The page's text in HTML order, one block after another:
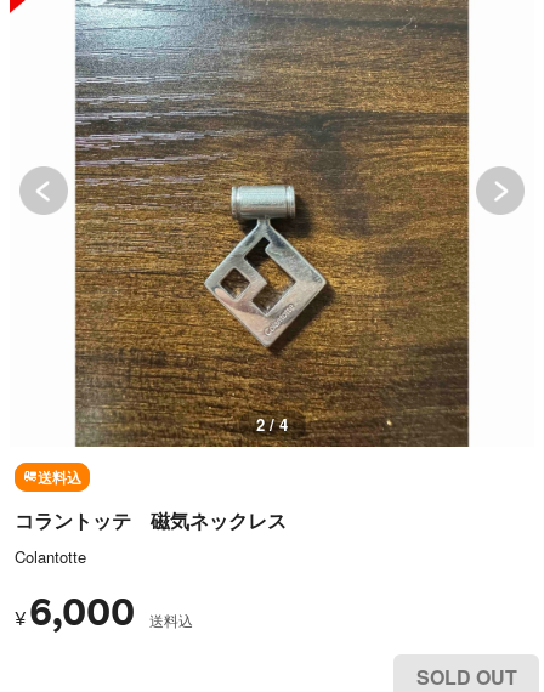
2 / 4
送料込
コラントッテ 磁気ネックレス
Colantotte
¥ 6,000 送料込
SOLD OUT